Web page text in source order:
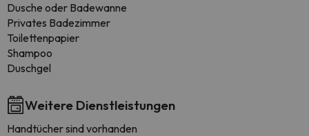
Dusche oder Badewanne
Privates Badezimmer
Toilettenpapier
Shampoo
Duschgel
Weitere Dienstleistungen
Handtücher sind vorhanden